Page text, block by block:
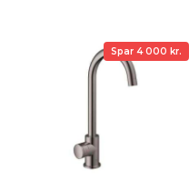
Spar 4 000 kr.